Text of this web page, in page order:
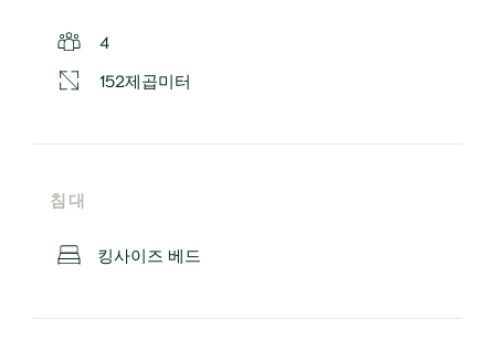
4
152제곱미터
침대
킹사이즈 베드